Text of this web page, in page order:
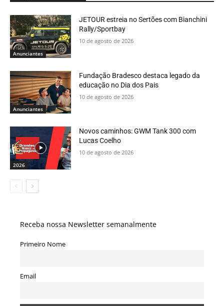
Anunciantes
JETOUR estreia no Sertões com Bianchini
Rally/Sportbay
10 de agosto de 2026
Anunciantes
Fundação Bradesco destaca legado da
educação no Dia dos Pais
10 de agosto de 2026
2026
Novos caminhos: GWM Tank 300 com
Lucas Coelho
10 de agosto de 2026
Receba nossa Newsletter semanalmente
Primeiro Nome
Email